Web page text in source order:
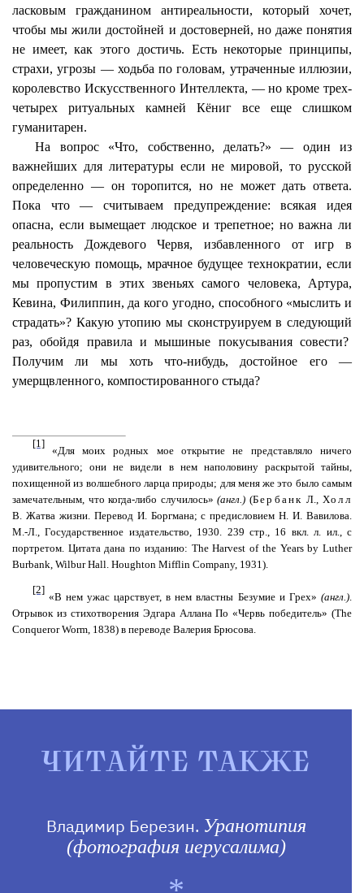
ласковым гражданином антиреальности, который хочет,
чтобы мы жили достойней и достоверней, но даже понятия
не имеет, как этого достичь. Есть некоторые принципы,
страхи, угрозы — ходьба по головам, утраченные иллюзии,
королевство Искусственного Интеллекта, — но кроме трех-
четырех ритуальных камней Кёниг все еще слишком
гуманитарен.
На вопрос «Что, собственно, делать?» — один из
важнейших для литературы если не мировой, то русской
определенно — он торопится, но не может дать ответа.
Пока что — считываем предупреждение: всякая идея
опасна, если вымещает людское и трепетное; но важна ли
реальность Дождевого Червя, избавленного от игр в
человеческую помощь, мрачное будущее технократии, если
мы пропустим в этих звеньях самого человека, Артура,
Кевина, Филиппин, да кого угодно, способного «мыслить и
страдать»? Какую утопию мы сконструируем в следующий
раз, обойдя правила и мышиные покусываниясовести?
Получим ли мы хоть что-нибудь, достойное его —
умерщвленного, компостированного стыда?
[1]
«Для моих родных мое открытие не представляло ничего
удивительного; они не видели в нем наполовину раскрытой тайны,
похищенной из волшебного ларца природы; для меня же это было самым
замечательным, что когда-либо случилось»(англ.) (Бербанк Л., Холл
В. Жатва жизни. Перевод И. Боргмана; с предисловием Н. И. Вавилова.
М.-Л., Государственное издательство, 1930. 239 стр., 16 вкл. л. ил., с
портретом. Цитата дана по изданию: The Harvest of the Years by Luther
Burbank, Wilbur Hall. Houghton Mifflin Company, 1931).
[2]
«В нем ужас царствует, в нем властны Безумие и Грех» (англ.).
Отрывок из стихотворения Эдгара АлланаПо «Червь победитель» (The
Conqueror Worm, 1838) в переводе Валерия Брюсова.
ЧИТАЙТЕ ТАКЖЕ
Владимир Березин. Уранотипия
(фотография иерусалима)